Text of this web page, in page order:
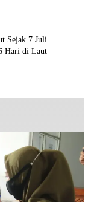
Sejak 7 Juli
Hari di Laut